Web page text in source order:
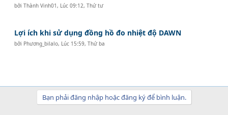
bởiThành Vinh01 , Lúc 09:12, Thứ tư
Lợi ích khi sử dụng đồng hồ đo nhiệt độ DAWN
bởi Phương_bilalo, Lúc 15:59, Thứ ba
Bạn phải đăng nhập hoặc đăng ký để bình luận.